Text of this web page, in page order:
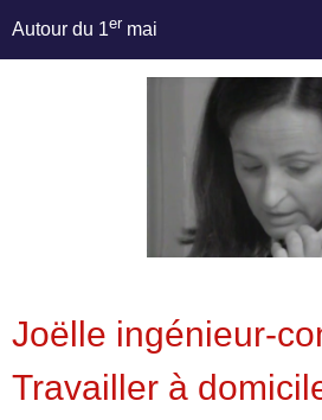
Autour du 1er mai
Joëlle ingénieur-
Travailler à